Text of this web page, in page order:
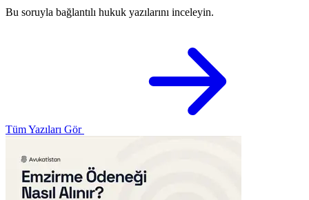
Bu soruyla bağlantılı hukuk yazılarını inceleyin.
Tüm Yazıları Gör